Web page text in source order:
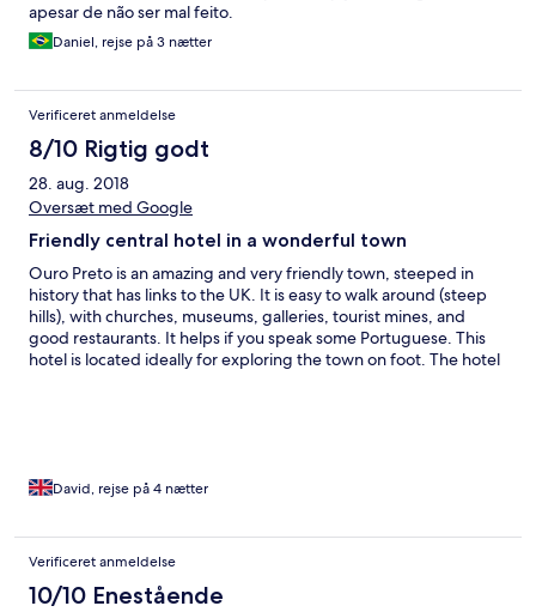
apesar de não ser mal feito.
Daniel, rejse på 3 nætter
Verificeret anmeldelse
8/10 Rigtig godt
28. aug. 2018
Oversæt med Google
Friendly central hotel in a wonderful town
Ouro Preto is an amazing and very friendly town, steeped in
history that has links to the UK. It is easy to walk around (steep
hills), with churches, museums, galleries, tourist mines, and
good restaurants. It helps if you speak some Portuguese. This
hotel is located ideally for exploring the town on foot. The hotel
David, rejse på 4 nætter
Verificeret anmeldelse
10/10 Enestående